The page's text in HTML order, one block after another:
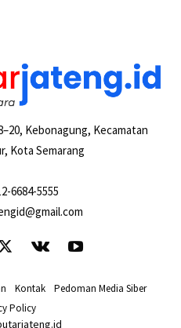
Kebonagung, Kecamatan
Kota Semarang
6684-5555
Kontak Pedoman Media Siber
Policy